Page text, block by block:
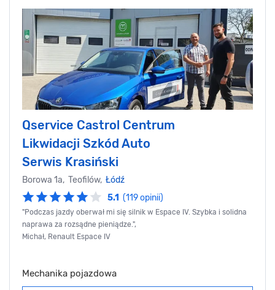
Qservice Castrol Centrum
Likwidacji Szkód Auto
Serwis Krasiński
Borowa 1a, Teofilów, Łódź
5.1 (119 opinii)
"Podczas jazdy oberwał mi się silnik w Espace IV. Szybka i solidna
naprawa za rozsądne pieniądze.",
Michał, Renault Espace IV
Mechanika pojazdowa